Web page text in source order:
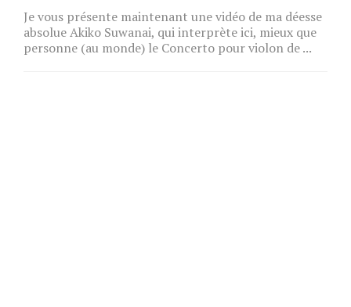
Je vous présente maintenant une vidéo de ma déesse
absolue Akiko Suwanai, qui interprète ici, mieux que
personne (au monde) le Concerto pour violon de ...